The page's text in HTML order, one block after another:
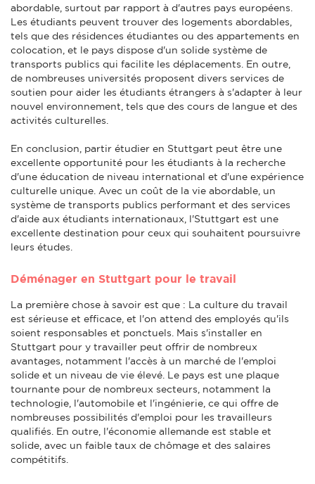
abordable, surtout par rapport à d'autres pays européens.
Les étudiants peuvent trouver des logements abordables,
tels que des résidences étudiantes ou des appartements en
colocation, et le pays dispose d'un solide système de
transports publics qui facilite les déplacements. En outre,
de nombreuses universités proposent divers services de
soutien pour aider les étudiants étrangers à s'adapter à leur
nouvel environnement, tels que des cours de langue et des
activités culturelles.
En conclusion, partir étudier en Stuttgart peut être une
excellente opportunité pour les étudiants à la recherche
d'une éducation de niveau international et d'une expérience
culturelle unique. Avec un coût de la vie abordable, un
système de transports publics performant et des services
d'aide aux étudiants internationaux, l'Stuttgart est une
excellente destination pour ceux qui souhaitent poursuivre
leurs études.
Déménager en Stuttgart pour le travail
La première chose à savoir est que : La culture du travail
est sérieuse et efficace, et l'on attend des employés qu'ils
soient responsables et ponctuels. Mais s'installer en
Stuttgart pour y travailler peut offrir de nombreux
avantages, notamment l'accès à un marché de l'emploi
solide et un niveau de vie élevé. Le pays est une plaque
tournante pour de nombreux secteurs, notamment la
technologie, l'automobile et l'ingénierie, ce qui offre de
nombreuses possibilités d'emploi pour les travailleurs
qualifiés. En outre, l'économie allemande est stable et
solide, avec un faible taux de chômage et des salaires
compétitifs.